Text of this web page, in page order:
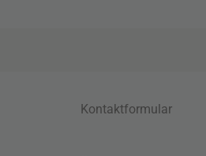
Kontaktformular